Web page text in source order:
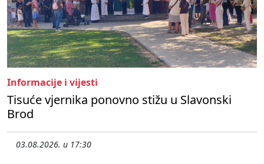
Informacije i vijesti
Tisuće vjernika ponovno stižu u Slavonski
Brod
03.08.2026. u 17:30